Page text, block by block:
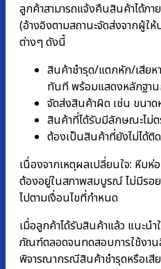
ลูกค้าสามารถแจ้งคืนสินค้าได้ภ
(อ้างอิงตามสถานะจัดส่งจากผู้ใ
ต่างๆ ดังนี้
สินค้าชำรุด/แตกหัก/เสียห
ทันที พร้อมแสดงหลักฐาน
จัดส่งสินค้าผิด เช่น ขนาด
สินค้าที่ได้รับมีลักษณะไม่
ต้องเป็นสินค้าที่ยังไม่ได้ติ
เนื่องจากเหตุผลเปลี่ยนใจ: หีบ
ต้องอยู่ในสภาพสมบูรณ์ ไม่มีรอ
ไปตามเงื่อนไขที่กำหนด
เมื่อลูกค้าได้รับสินค้าแล้ว แนะน
ภัณฑ์ตลอดจนทดสอบการใช้งาน
พิจารณากรณีสินค้าชำรุดหรือเสี